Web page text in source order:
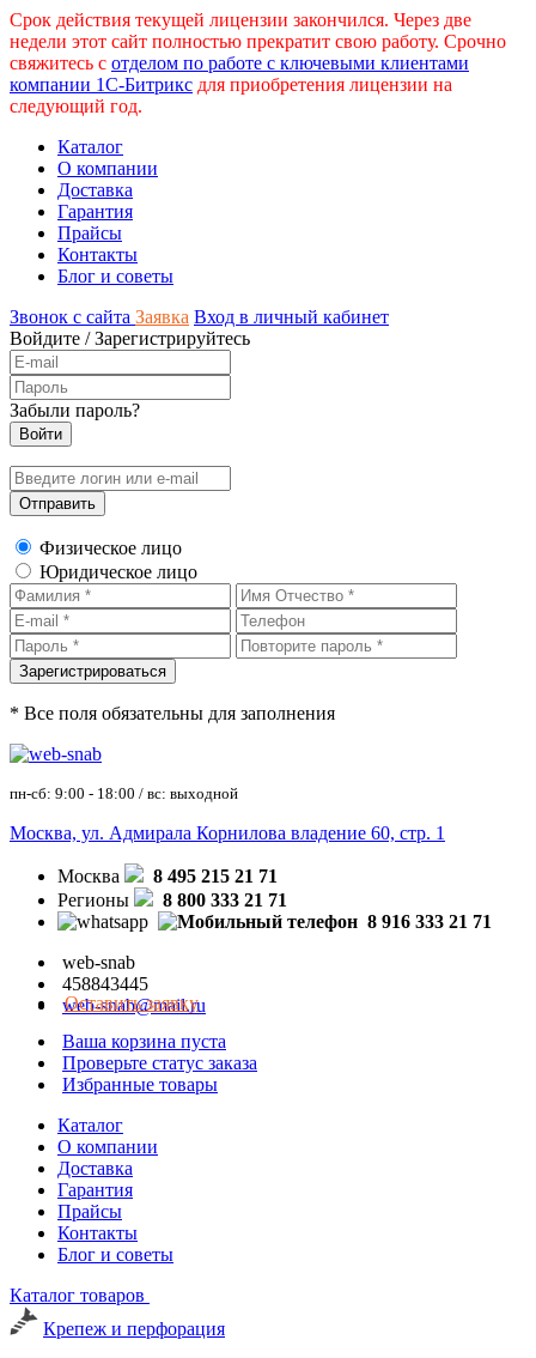
Срок действия текущей лицензии закончился. Через две
недели этот сайт полностью прекратит свою работу. Срочно
свяжитесь с отделом по работе с ключевыми клиентами
компании 1С-Битрикс для приобретения лицензии на
следующий год.
Каталог
О компании
Доставка
Гарантия
Прайсы
Контакты
Блог и советы
Звонок с сайта Заявка Вход в личный кабинет
Войдите /Зарегистрируйтесь
Забыли пароль?
Физическое лицо
Юридическое лицо
* Все поля обязательны для заполнения
пн-сб: 9:00 - 18:00 / вс: выходной
Москва, ул. Адмирала Корнилова владение 60, стр. 1
Москва
8 495 215 21 71
Регионы
8 800 333 21 71
8 916 333 21 71
web-snab
458843445
web-snab@mail.ru
Оставить заявку
Ваша корзина пуста
Проверьте статус заказа
Избранные товары
Каталог
О компании
Доставка
Гарантия
Прайсы
Контакты
Блог и советы
Каталог товаров
Крепеж и перфорация